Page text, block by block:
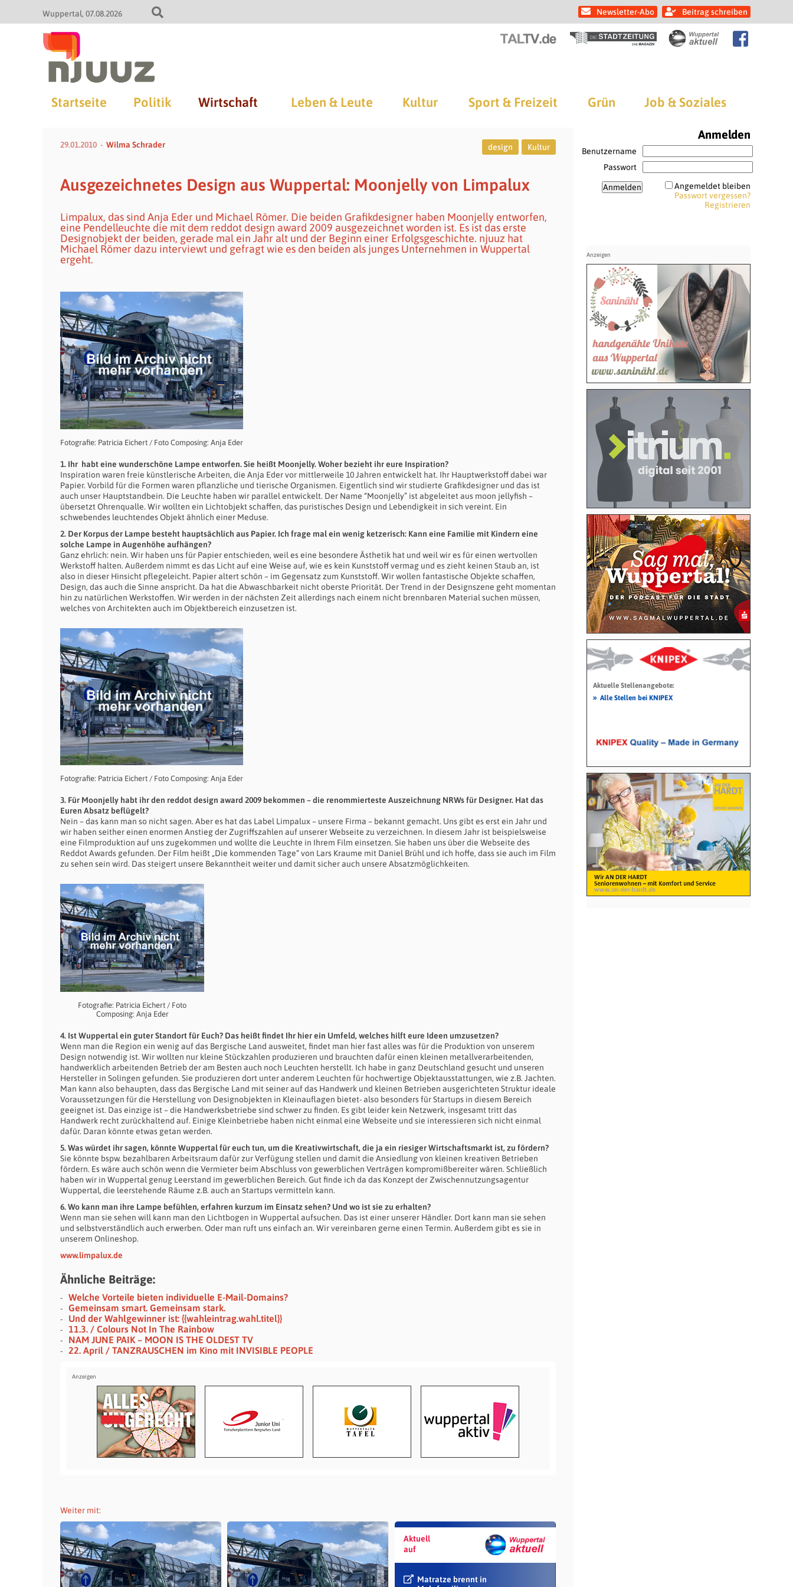
Wuppertal 07.08.2026 Newsletter-Abo Beitrag schreiben
Startseite Politik Wirtschaft Leben & Leute Kultur Sport & Freizeit Grün Job & Soziales
29.01.2010 Wilma Schrader design Kultur
Ausgezeichnetes Design aus Wuppertal: Moonjelly von Limpalux
Limpalux, das sind Anja Eder und Michael Römer. Die beiden Grafikdesigner haben Moonjelly entworfen,
eine Pendelleuchte die mit dem reddot design award 2009 ausgezeichnet worden ist. Es ist das erste
Designobjekt der beiden, gerade mal ein Jahr alt und der Beginn einer Erfolgsgeschichte. njuuz hat
Michael Römer dazu interviewt und gefragt wie es den beiden als junges Unternehmen in Wuppertal
ergeht.
Fotografie: Patricia Eichert / Foto Composing: Anja Eder
1. Ihr habt eine wunderschöne Lampe entworfen. Sie heißt Moonjelly. Woher bezieht ihr eure Inspiration?
Inspiration waren freie künstlerische Arbeiten, die Anja Eder vor mittlerweile 10 Jahren entwickelt hat. Ihr Hauptwerkstoff dabei war
Papier. Vorbild für die Formen waren pflanzliche und tierische Organismen. Eigentlich sind wir studierte Grafikdesigner und das ist
auch unser Hauptstandbein. Die Leuchte haben wir parallel entwickelt. Der Name “Moonjelly” ist abgeleitet aus moon jellyfish –
übersetzt Ohrenqualle. Wir wollten ein Lichtobjekt schaffen, das puristisches Design und Lebendigkeit in sich vereint. Ein
schwebendes leuchtendes Objekt ähnlich einer Meduse.
2. Der Korpus der Lampe besteht hauptsächlich aus Papier. Ich frage mal ein wenig ketzerisch: Kann eine Familie mit Kindern eine
solche Lampe in Augenhöhe aufhängen?
Ganz ehrlich: nein. Wir haben uns für Papier entschieden, weil es eine besondere Ästhetik hat und weil wir es für einen wertvollen
Werkstoff halten. Außerdem nimmt es das Licht auf eine Weise auf, wie es kein Kunststoff vermag und es zieht keinen Staub an, ist
also in dieser Hinsicht pflegeleicht. Papier altert schön – im Gegensatz zum Kunststoff. Wir wollen fantastische Objekte schaffen,
Design, das auch die Sinne anspricht. Da hat die Abwaschbarkeit nicht oberste Priorität. Der Trend in der Designszene geht momentan
hin zu natürlichen Werkstoffen. Wir werden in der nächsten Zeit allerdings nach einem nicht brennbaren Material suchen müssen,
welches von Architekten auch im Objektbereich einzusetzen ist.
Fotografie: Patricia Eichert / Foto Composing: Anja Eder
3. Für Moonjelly habt ihr den reddot design award 2009 bekommen – die renommierteste Auszeichnung NRWs für Designer. Hat das
Euren Absatz beflügelt?
Nein – das kann man so nicht sagen. Aber es hat das Label Limpalux – unsere Firma – bekannt gemacht. Uns gibt es erst ein Jahr und
wir haben seither einen enormen Anstieg der Zugriffszahlen auf unserer Webseite zu verzeichnen. In diesem Jahr ist beispielsweise
eine Filmproduktion auf uns zugekommen und wollte die Leuchte in Ihrem Film einsetzen. Sie haben uns über die Webseite des
Reddot Awards gefunden. Der Film heißt „Die kommenden Tage“ von Lars Kraume mit Daniel Brühl und ich hoffe, dass sie auch im Film
zu sehen sein wird. Das steigert unsere Bekanntheit weiter und damit sicher auch unsere Absatzmöglichkeiten.
Fotografie: Patricia Eichert / Foto
Composing: Anja Eder
4. Ist Wuppertal ein guter Standort für Euch? Das heißt findet Ihr hier ein Umfeld, welches hilft eure Ideen umzusetzen?
Wenn man die Region ein wenig auf das Bergische Land ausweitet, findet man hier fast alles was für die Produktion von unserem
Design notwendig ist. Wir wollten nur kleine Stückzahlen produzieren und brauchten dafür einen kleinen metallverarbeitenden,
handwerklich arbeitenden Betrieb der am Besten auch noch Leuchten herstellt. Ich habe in ganz Deutschland gesucht und unseren
Hersteller in Solingen gefunden. Sie produzieren dort unter anderem Leuchten für hochwertige Objektausstattungen, wie z.B. Jachten.
Man kann also behaupten, dass das Bergische Land mit seiner auf das Handwerk und kleinen Betrieben ausgerichteten Struktur ideale
Voraussetzungen für die Herstellung von Designobjekten in Kleinauflagen bietet- also besonders für Startups in diesem Bereich
geeignet ist. Das einzige ist – die Handwerksbetriebe sind schwer zu finden. Es gibt leider kein Netzwerk, insgesamt tritt das
Handwerk recht zurückhaltend auf. Einige Kleinbetriebe haben nicht einmal eine Webseite und sie interessieren sich nicht einmal
dafür. Daran könnte etwas getan werden.
5. Was würdet ihr sagen, könnte Wuppertal für euch tun, um die Kreativwirtschaft, die ja ein riesiger Wirtschaftsmarkt ist, zu fördern?
Sie könnte bspw. bezahlbaren Arbeitsraum dafür zur Verfügung stellen und damit die Ansiedlung von kleinen kreativen Betrieben
fördern. Es wäre auch schön wenn die Vermieter beim Abschluss von gewerblichen Verträgen kompromißbereiter wären. Schließlich
haben wir in Wuppertal genug Leerstand im gewerblichen Bereich. Gut finde ich da das Konzept der Zwischennutzungsagentur
Wuppertal, die leerstehende Räume z.B. auch an Startups vermitteln kann.
6. Wo kann man ihre Lampe befühlen, erfahren kurzum im Einsatz sehen? Und wo ist sie zu erhalten?
Wenn man sie sehen will kann man den Lichtbogen in Wuppertal aufsuchen. Das ist einer unserer Händler. Dort kann man sie sehen
und selbstverständlich auch erwerben. Oder man ruft uns einfach an. Wir vereinbaren gerne einen Termin. Außerdem gibt es sie in
unserem Onlineshop.
www.limpalux.de
Ähnliche Beiträge:
Welche Vorteile bieten individuelle E-Mail-Domains?
Gemeinsam smart. Gemeinsam stark.
Und der Wahlgewinner ist: {{wahleintrag.wahl.titel}}
11.3. / Colours Not In The Rainbow
NAM JUNE PAIK – MOON IS THE OLDEST TV
22. April / TANZRAUSCHEN im Kino mit INVISIBLE PEOPLE
Weiter mit:
Aktuell
auf
Matratze brennt in
Anmelden
Benutzername
Passwort
Angemeldet bleiben
Passwort vergessen?
Registrieren
Aktuelle Stellenangebote:
» Alle Stellen bei KNIPEX